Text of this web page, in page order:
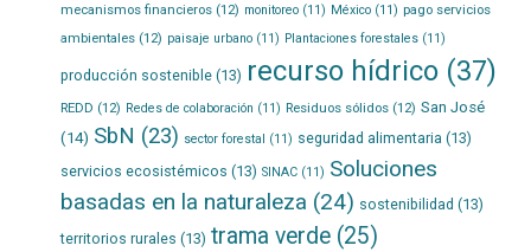
mecanismos financieros(12) monitoreo(11) México(11) pago servicios
ambientales(12) paisaje urbano(11) Plantaciones forestales(11)
producción sostenible(13) recurso hídrico(37)
REDD (12) Redes de colaboración (11) Residuos sólidos(12) San José
(14) SbN (23) sector forestal (11) seguridad alimentaria (13)
servicios ecosistémicos (13) SINAC(11) Soluciones
basadas en la naturaleza (24) sostenibilidad (13)
territorios rurales (13) trama verde(25)